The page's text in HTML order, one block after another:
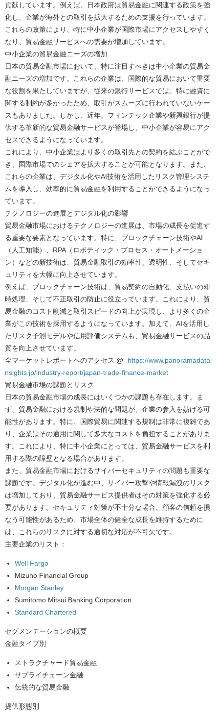
貢献しています。例えば、日本政府は貿易金融に関連する政策を強
化し、企業が海外との取引を拡大するための支援を行っています。
これらの政策により、特に中小企業が国際市場にアクセスしやすく
なり、貿易金融サービスへの需要が増加しています。
中小企業の貿易金融ニーズの増加
日本の貿易金融市場において、特に注目すべきは中小企業の貿易金
融ニーズの増加です。これらの企業は、国際的な貿易において重要
な役割を果たしていますが、従来の銀行サービスでは、特に融資に
関する制約が多かったため、取引がスムーズに行われていないケー
スもありました。しかし、近年、フィンテック企業や新興銀行が提
供する革新的な貿易金融サービスが登場し、中小企業が容易にアク
セスできるようになっています。
これにより、中小企業はより多くの取引先との契約を結ぶことがで
き、国際市場でのシェアを拡大することが可能となります。また、
これらの企業は、デジタル化やAI技術を活用したリスク管理システ
ムを導入し、効率的に貿易金融を利用することができるようになっ
ています。
テクノロジーの進展とデジタル化の影響
貿易金融市場におけるテクノロジーの進展は、市場の成長を促進す
る重要な要素となっています。特に、ブロックチェーン技術やAI
（人工知能）、RPA（ロボティック・プロセス・オートメーショ
ン）などの新技術は、貿易金融取引の効率性、透明性、そしてセキ
ュリティを大幅に向上させています。
例えば、ブロックチェーン技術は、貿易契約の自動化、支払いの即
時処理、そして不正取引の防止に役立っています。これにより、貿
易金融のコスト削減と取引スピードの向上が実現し、より多くの企
業がこの技術を採用するようになっています。加えて、AIを活用し
たリスク予測モデルや信用評価システムも、貿易金融サービスの品
質を向上させています。
全マーケットレポートへのアクセス @ -https://www.panoramadatai
nsights.jp/industry-report/japan-trade-finance-market
貿易金融市場の課題とリスク
日本の貿易金融市場の成長にはいくつかの課題も存在します。ま
ず、貿易金融における規制や法的な問題が、企業の参入を妨げる可
能性があります。特に、国際貿易に関連する規制は非常に複雑であ
り、企業はその適用に関して多大なコストを負担することがありま
す。これにより、特に中小企業にとっては、貿易金融サービスを利
用する際の障壁となる場合があります。
また、貿易金融市場におけるサイバーセキュリティの問題も重要な
課題です。デジタル化が進む中、サイバー攻撃や情報漏洩のリスク
は増加しており、貿易金融サービス提供者はその対策を強化する必
要があります。セキュリティ対策が不十分な場合、顧客の信頼を損
なう可能性があるため、市場全体の健全な成長を維持するために
は、これらのリスクに対する適切な対応が不可欠です。
主要企業のリスト：
Well Fargo
Mizuho Financial Group
Morgan Stanley
Sumitomo Mitsui Banking Corporation
Standard Chartered
セグメンテーションの概要
金融タイプ別
ストラクチャード貿易金融
サプライチェーン金融
伝統的な貿易金融
提供形態別